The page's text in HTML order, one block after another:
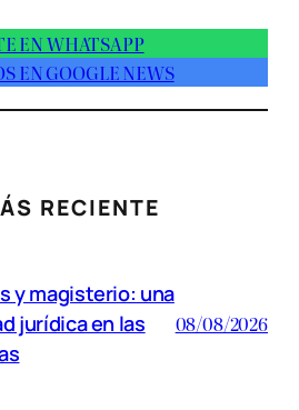
EN WHATSAPP
EN GOOGLE NEWS
RECIENTE
y magisterio: una
jurídica en las
08/08/2026